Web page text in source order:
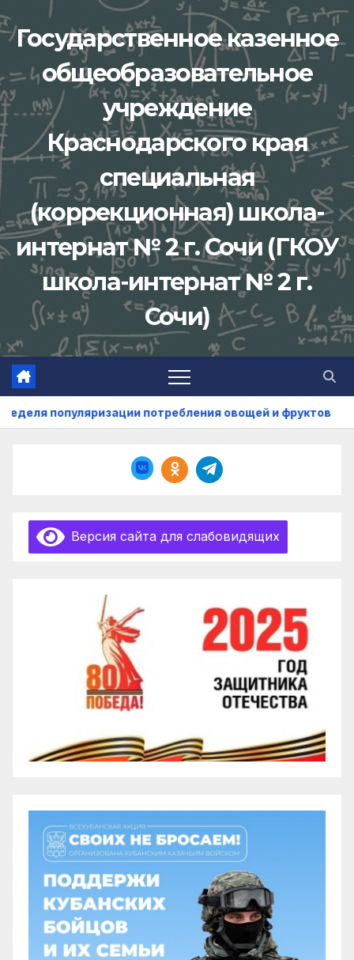
Перейти
к
содержимому
Государственное казенное
общеобразовательное
учреждение
Краснодарского края
специальная
(коррекционная) школа-
интернат № 2 г. Сочи (ГКОУ
школа-интернат № 2 г.
Сочи)
потребления овощей и фруктов
Версия сайта для слабовидящих